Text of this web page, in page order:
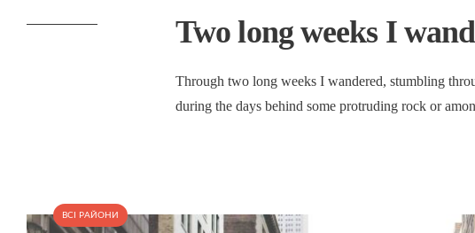
Two long weeks I
Through two long weeks I wandered, stumbling
during the days behind some protruding rock or
ВСІ РАЙОНИ